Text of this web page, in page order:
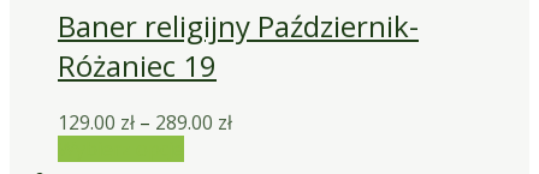
Baner religijny Październik-
Różaniec 19
129.00 zł – 289.00 zł